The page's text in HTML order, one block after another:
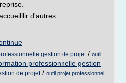
d'autres...
gestion de projet/ outil
professionnelle gestion
de projet/ outil projet professionnel